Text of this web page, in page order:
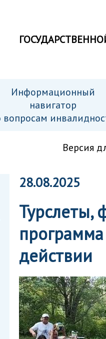
Информационный
навигатор
вопросам
Версия
28.08.2025
Турслеты,
действии